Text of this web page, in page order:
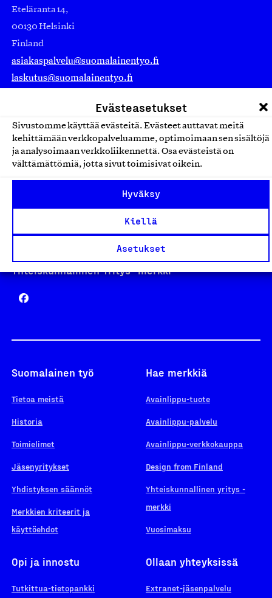
Evästeasetukset
Sivustomme käyttää evästeitä. Evästeet auttavat meitä
kehittämään verkkopalveluamme, optimoimaan sen sisältöjä
ja analysoimaan verkkoliikennettä. Osa evästeistä on
välttämättömiä, jotta sivut toimisivat oikein.
Hyväksy
Kiellä
Asetukset
Eteläranta 14,
00130 Helsinki
Finland
asiakaspalvelu@suomalainentyo.fi
laskutus@suomalainentyo.fi
Avainlippu
Design From Finland
Yhteiskunnallinen Yritys -merkki
Suomalainen työ
Tietoa meistä
Historia
Toimielimet
Jäsenyritykset
Yhdistyksen säännöt
Merkkien kriteerit ja
käyttöehdot
Hae merkkiä
Avainlippu-tuote
Avainlippu-palvelu
Avainlippu-verkkokauppa
Design from Finland
Yhteiskunnallinen yritys -
merkki
Vuosimaksu
Opi ja innostu
Tutkittua-tietopankki
Ollaan yhteyksissä
Extranet-jäsenpalvelu